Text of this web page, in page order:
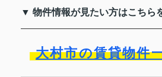
▼ 物件情報が見たい方はこちら
大村市の賃貸物件